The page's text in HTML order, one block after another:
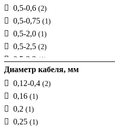
0,5-0,6 (2)
0,5-0,75 (1)
0,5-2,0 (1)
0,5-2,5 (2)
0,5-3,2 (1)
0,5-4,0 (2)
0,75(1)
0,75-1,5
0,75-2,5
0,8-2,5
Диаметр кабеля, мм
0,12-0,4 (2)
0,16 (1)
0,2 (1)
0,25 (1)